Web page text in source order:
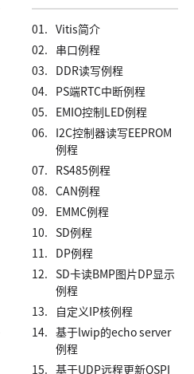
01.
Vitis简介
02.
串口例程
03.
DDR读写例程
04.
PS端RTC中断例程
05.
EMIO控制LED例程
06.
I2C控制器读写EEPROM
例程
07.
RS485例程
08.
CAN例程
09.
EMMC例程
10.
SD例程
11.
DP例程
12.
SD卡读BMP图片DP显示
例程
13.
自定义IP核例程
14.
基于lwip的echo server
例程
15.
基于UDP远程更新QSPI